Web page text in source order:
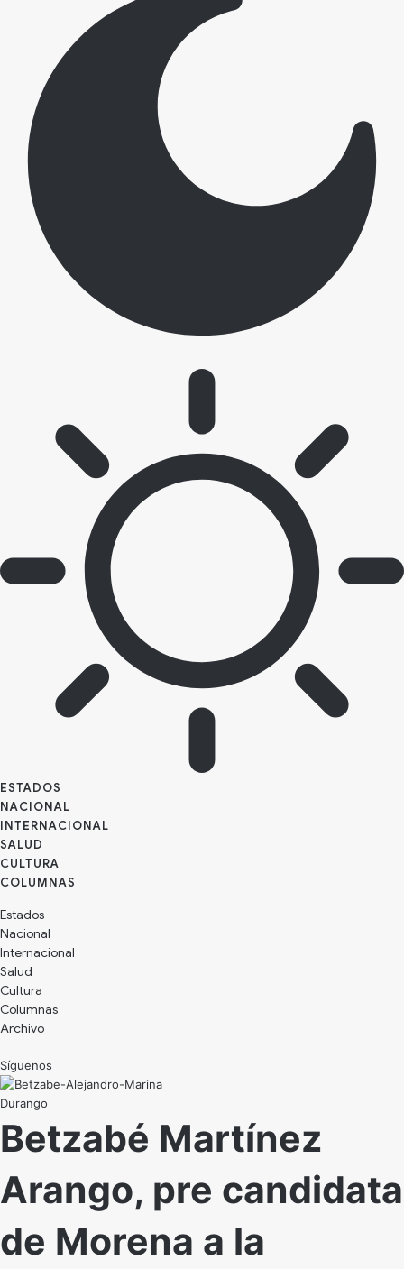
ESTADOS
NACIONAL
INTERNACIONAL
SALUD
CULTURA
Estados
Nacional
Internacional
Salud
Cultura
Archivo
Síguenos
Durango
Betzabé Martínez
Arango, pre candidata
de Morena a la